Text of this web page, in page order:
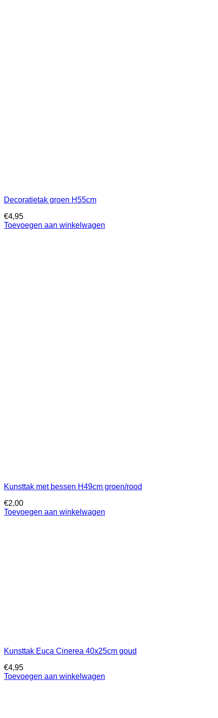
Decoratietak groen H55cm
€4,95
Toevoegen aan winkelwagen
Kunsttak met bessen H49cm groen/rood
€2,00
Toevoegen aan winkelwagen
Kunsttak Euca Cinerea 40x25cm goud
€4,95
Toevoegen aan winkelwagen